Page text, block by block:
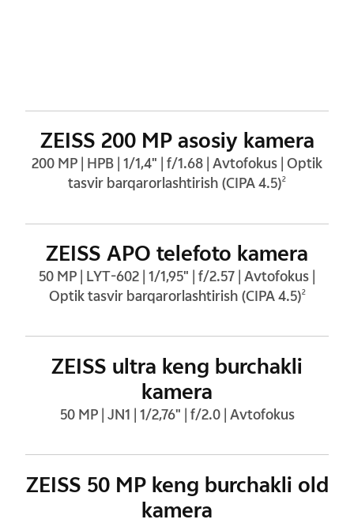
ZEISS 200 MP asosiy kamera
200 MP | HPB | 1/1,4" | f/1.68 | Avtofokus | Optik
tasvir barqarorlashtirish (CIPA 4.5)2
ZEISS APO telefoto kamera
50 MP | LYT-602 | 1/1,95" | f/2.57 | Avtofokus |
Optik tasvir barqarorlashtirish (CIPA 4.5)2
ZEISS ultra keng burchakli
kamera
50 MP | JN1 | 1/2,76" | f/2.0 | Avtofokus
ZEISS 50 MP keng burchakli old
kamera